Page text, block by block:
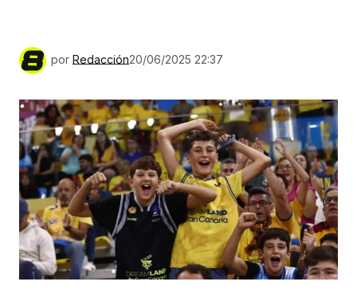
por Redacción20/06/2025 22:37